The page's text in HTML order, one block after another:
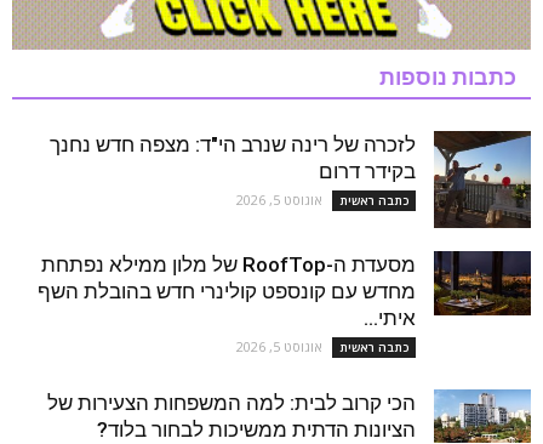
כתבות נוספות
לזכרה של רינה שנרב הי"ד: מצפה חדש נחנך
בקידר דרום
כתבה ראשית אוגוסט 5, 2026
מסעדת ה-RoofTop של מלון ממילא נפתחת
מחדש עם קונספט קולינרי חדש בהובלת השף
איתי...
כתבה ראשית אוגוסט 5, 2026
הכי קרוב לבית: למה המשפחות הצעירות של
הציונות הדתית ממשיכות לבחור בלוד?